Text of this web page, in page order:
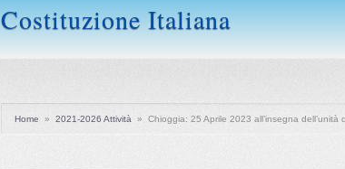
Costituzione Italiana
Home » 2021-2026 Attività » Chioggia: 25 Aprile 2023 all’insegna